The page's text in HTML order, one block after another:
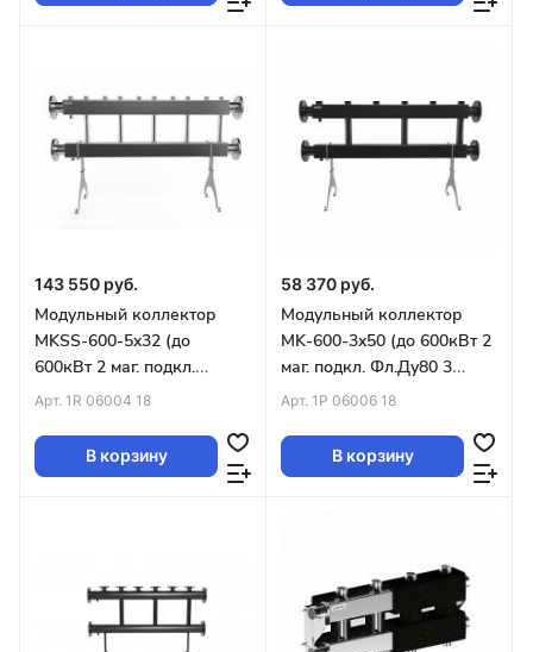
143 550 руб.
Модульный коллектор
MKSS-600-5x32 (до
600кВт 2 маг. подкл.
Фл.Ду80 5 контуров G1¼″
Арт. 1R 06004 18
В корзину
58 370 руб.
Модульный коллектор
MK-600-3x50 (до 600кВт 2
маг. подкл. Фл.Ду80 3
контура G2″ вверх или
Арт. 1P 06006 18
В корзину